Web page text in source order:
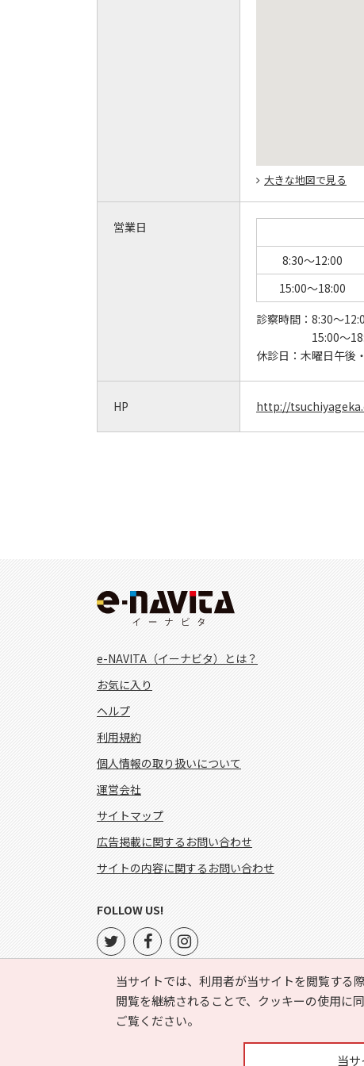
大きな地図で見る
営業日
8:30～12:00
15:00～18:00
診察時間： 8:30～
15:00～
休診日： 木曜日午後
HP http://
当サイトでは、利用者が当サイトを閲覧する
閲覧を継続されることで、クッキーの使用に
ご覧ください。
当
e-NAVITA（イーナビタ）とは？
お気に入り
ヘルプ
利用規約
個人情報の取り扱いについて
運営会社
サイトマップ
広告掲載に関するお問い合わせ
サイトの内容に関するお問い合わせ
FOLLOW US!